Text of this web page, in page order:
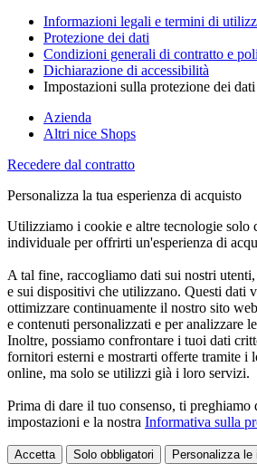
Informazioni legali e termini di
Protezione dei dati
Condizioni generali di contratto e
Dichiarazione di accessibilità
Impostazioni sulla protezione dei dati
Azienda
Altri nice Shops
Recedere dal contratto
Personalizza la tua esperienza di acquisto
Utilizziamo i cookie e altre tecnologie solo
individuale per offrirti un'esperienza di
A tal fine, raccogliamo dati sui nostri
e sui dispositivi che utilizzano. Questi dati
ottimizzare continuamente il nostro sito
e contenuti personalizzati e per analizzare
Inoltre, possiamo confrontare i tuoi dati
fornitori esterni e mostrarti offerte tramite i
online, ma solo se utilizzi già i loro servizi.
Prima di dare il tuo consenso, ti preghiamo
impostazioni e la nostra Informativa sulla
Accetta Solo obbligatori Personalizza le